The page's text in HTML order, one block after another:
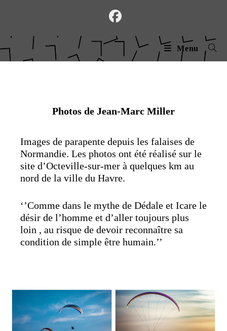
Menu
Photos de Jean-Marc Miller
Images de parapente depuis les falaises de
Normandie. Les photos ont été réalisé sur le
site d’Octeville-sur-mer à quelques km au
nord de la ville du Havre.
‘’Comme dans le mythe de Dédale et Icare le
désir de l’homme et d’aller toujours plus
loin , au risque de devoir reconnaître sa
condition de simple être humain.’’